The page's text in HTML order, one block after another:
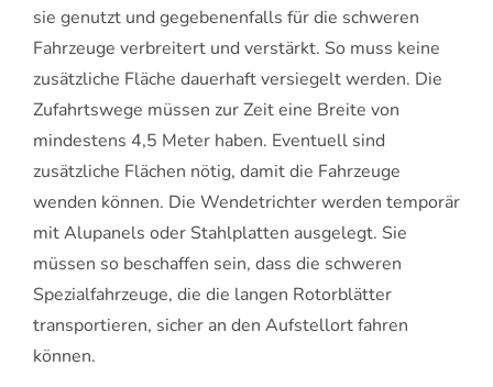
sie genutzt und gegebenenfalls für die schweren
Fahrzeuge verbreitert und verstärkt. So muss keine
zusätzliche Fläche dauerhaft versiegelt werden. Die
Zufahrtswege müssen zur Zeit eine Breite von
mindestens 4,5 Meter haben. Eventuell sind
zusätzliche Flächen nötig, damit die Fahrzeuge
wenden können. Die Wendetrichter werden temporär
mit Alupanels oder Stahlplatten ausgelegt. Sie
müssen so beschaffen sein, dass die schweren
Spezialfahrzeuge, die die langen Rotorblätter
transportieren, sicher an den Aufstellort fahren
können.